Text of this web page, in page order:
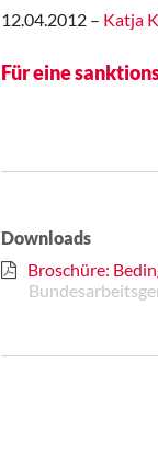
12.04.2012 – Katja
Für eine
Downloads
Broschüre: